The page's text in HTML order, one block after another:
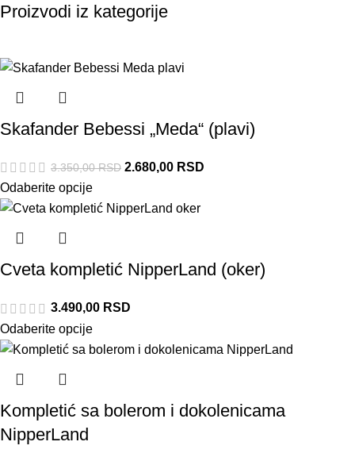
Proizvodi iz kategorije
Skafander Bebessi „Meda“ (plavi)
3.350,00RSD 2.680,00 RSD
Odaberite opcije
Cveta kompletić NipperLand (oker)
3.490,00 RSD
Odaberite opcije
Kompletić sa bolerom i dokolenicama
NipperLand